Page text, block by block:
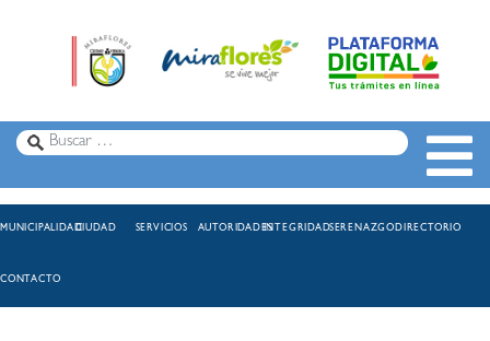
MUNICIPALIDADCIUDAD SERVICIOS AUTORIDADESINTEGRIDADSERENAZGODIRECTORIO
CONTACTO